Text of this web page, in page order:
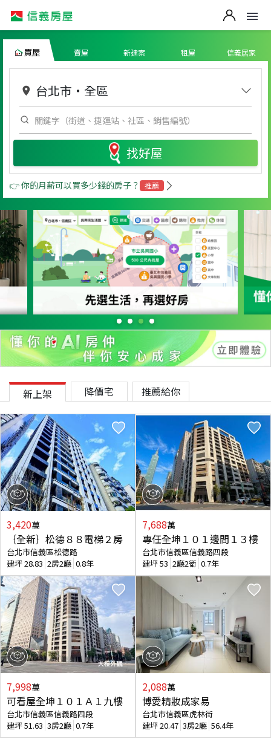
買屋 賣屋 新建案 租屋 信義居家
台北市 ・ 全區
找好屋
👉 你的月薪可以買多少錢的房子？ 推薦
新上架 降價宅 推薦給你
3,420萬
｛全新｝松德８８電梯２房
台北市信義區松德路
建坪28.83 2房2廳 0.8年
7,998萬
可看屋全坤１０１Ａ１九樓
台北市信義區信義路四段
建坪51.63 3房2廳 0.7年
7,688萬
專任全坤１０１邊間１３樓
台北市信義區信義路四段
建坪53 2廳2衛 0.7年
2,088萬
博愛精妝成家易
台北市信義區虎林街
建坪20.47 3房2廳 56.4年